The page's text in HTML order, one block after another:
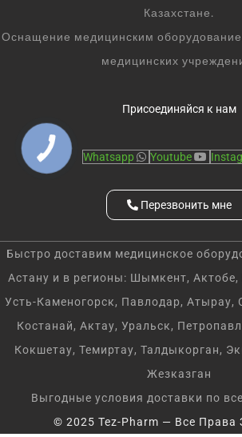
Казахстане.
Оснащение медицинским
медицинских
Присоединяйся к нам
Whatsapp Youtube
Перезвонить мне
Быстро доставим медицинское
Астану и в регионы: Шымкент, Актобе,
Усть-Каменогорск, Павлодар, Атырау,
Костанай, Актау, Уральск,
Кокшетау, Темиртау, Талдыкорган,
Жезказган
Выгодные условия доставки по
© 2025 Tez-Pharm — Все